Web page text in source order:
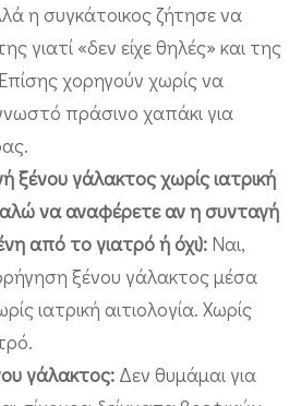
η συγκάτοικος ζήτησε να
γιατί «δεν είχε θηλές» και της
χορηγούν χωρίς να
πράσινο χαπάκι για
ξένου γάλακτος χωρίς ιατρική
να αναφέρετε αν η συνταγή
από το γιατρό ή όχι): Ναι,
ξένου γάλακτος μέσα
ιατρική αιτιολογία. Χωρίς
γάλακτος: Δεν θυμάμαι για